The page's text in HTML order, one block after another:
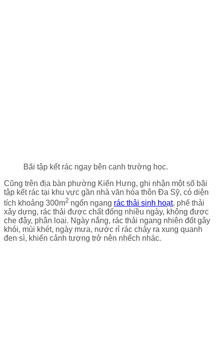
Bãi tập kết rác ngay bên cạnh trường học.
Cũng trên địa bàn phường Kiến Hưng, ghi nhận một số bãi
tập kết rác tại khu vực gần nhà văn hóa thôn Đa Sỹ, có diện
tích khoảng 300m2 ngổn ngang rác thải sinh hoạt, phế thải
xây dựng, rác thải được chất đống nhiều ngày, không được
che đậy, phân loại. Ngày nắng, rác thải ngang nhiên đốt gây
khói, mùi khét, ngày mưa, nước rỉ rác chảy ra xung quanh
đen sì, khiến cảnh tượng trở nên nhếch nhác.